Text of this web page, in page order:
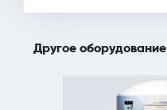
Другое оборудование